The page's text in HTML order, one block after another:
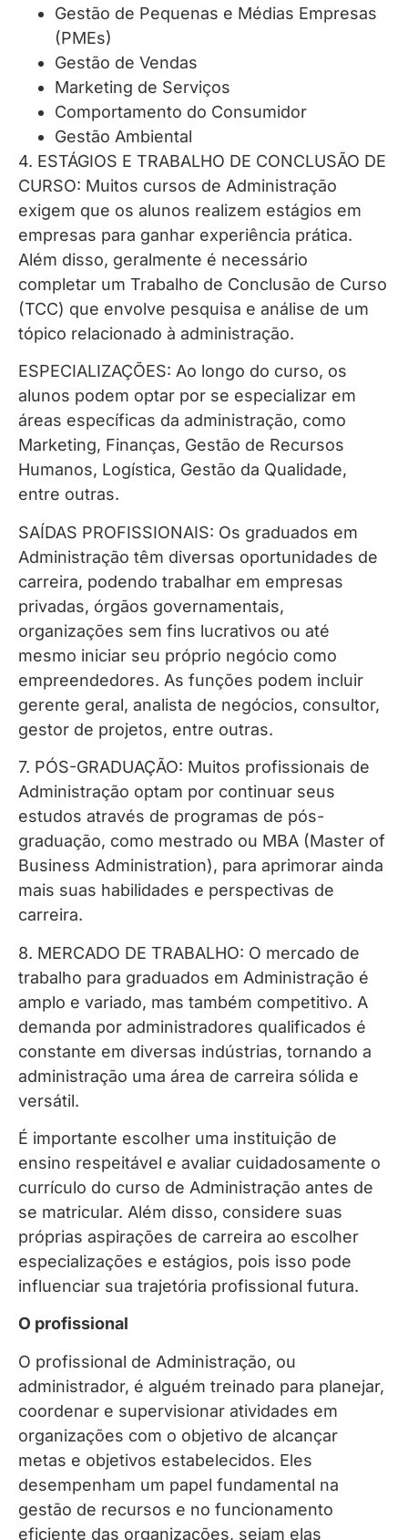
Gestão de Pequenas e Médias Empresas
(PMEs)
Gestão de Vendas
Marketing de Serviços
Comportamento do Consumidor
Gestão Ambiental
4. ESTÁGIOS E TRABALHO DE CONCLUSÃO DE
CURSO: Muitos cursos de Administração
exigem que os alunos realizem estágios em
empresas para ganhar experiência prática.
Além disso, geralmente é necessário
completar um Trabalho de Conclusão de Curso
(TCC) que envolve pesquisa e análise de um
tópico relacionado à administração.
ESPECIALIZAÇÕES: Ao longo do curso, os
alunos podem optar por se especializar em
áreas específicas da administração, como
Marketing, Finanças, Gestão de Recursos
Humanos, Logística, Gestão da Qualidade,
entre outras.
SAÍDAS PROFISSIONAIS: Os graduados em
Administração têm diversas oportunidades de
carreira, podendo trabalhar em empresas
privadas, órgãos governamentais,
organizações sem fins lucrativos ou até
mesmo iniciar seu próprio negócio como
empreendedores. As funções podem incluir
gerente geral, analista de negócios, consultor,
gestor de projetos, entre outras.
7. PÓS-GRADUAÇÃO: Muitos profissionais de
Administração optam por continuar seus
estudos através de programas de pós-
graduação, como mestrado ou MBA (Master of
Business Administration), para aprimorar ainda
mais suas habilidades e perspectivas de
carreira.
8. MERCADO DE TRABALHO: O mercado de
trabalho para graduados em Administração é
amplo e variado, mas também competitivo. A
demanda por administradores qualificados é
constante em diversas indústrias, tornando a
administração uma área de carreira sólida e
versátil.
É importante escolher uma instituição de
ensino respeitável e avaliar cuidadosamente o
currículo do curso de Administração antes de
se matricular. Além disso, considere suas
próprias aspirações de carreira ao escolher
especializações e estágios, pois isso pode
influenciar sua trajetória profissional futura.
O profissional
O profissional de Administração, ou
administrador, é alguém treinado para planejar,
coordenar e supervisionar atividades em
organizações com o objetivo de alcançar
metas e objetivos estabelecidos. Eles
desempenham um papel fundamental na
gestão de recursos e no funcionamento
eficiente das organizações, sejam elas